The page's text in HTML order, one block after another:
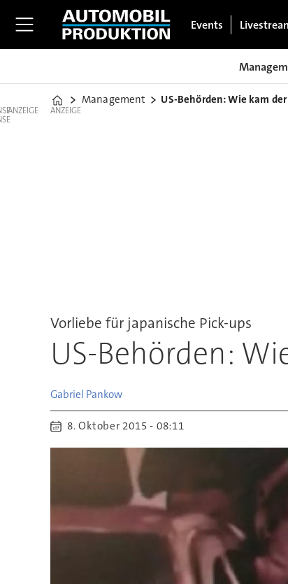
Events
Home
Management US-Behörden: Wie kam
ANZEIGE ANZEIGE
Vorliebe für japanische Pick-ups
US-Behörden:
Gabriel Pankow
8. Oktober 2015 - 08:11